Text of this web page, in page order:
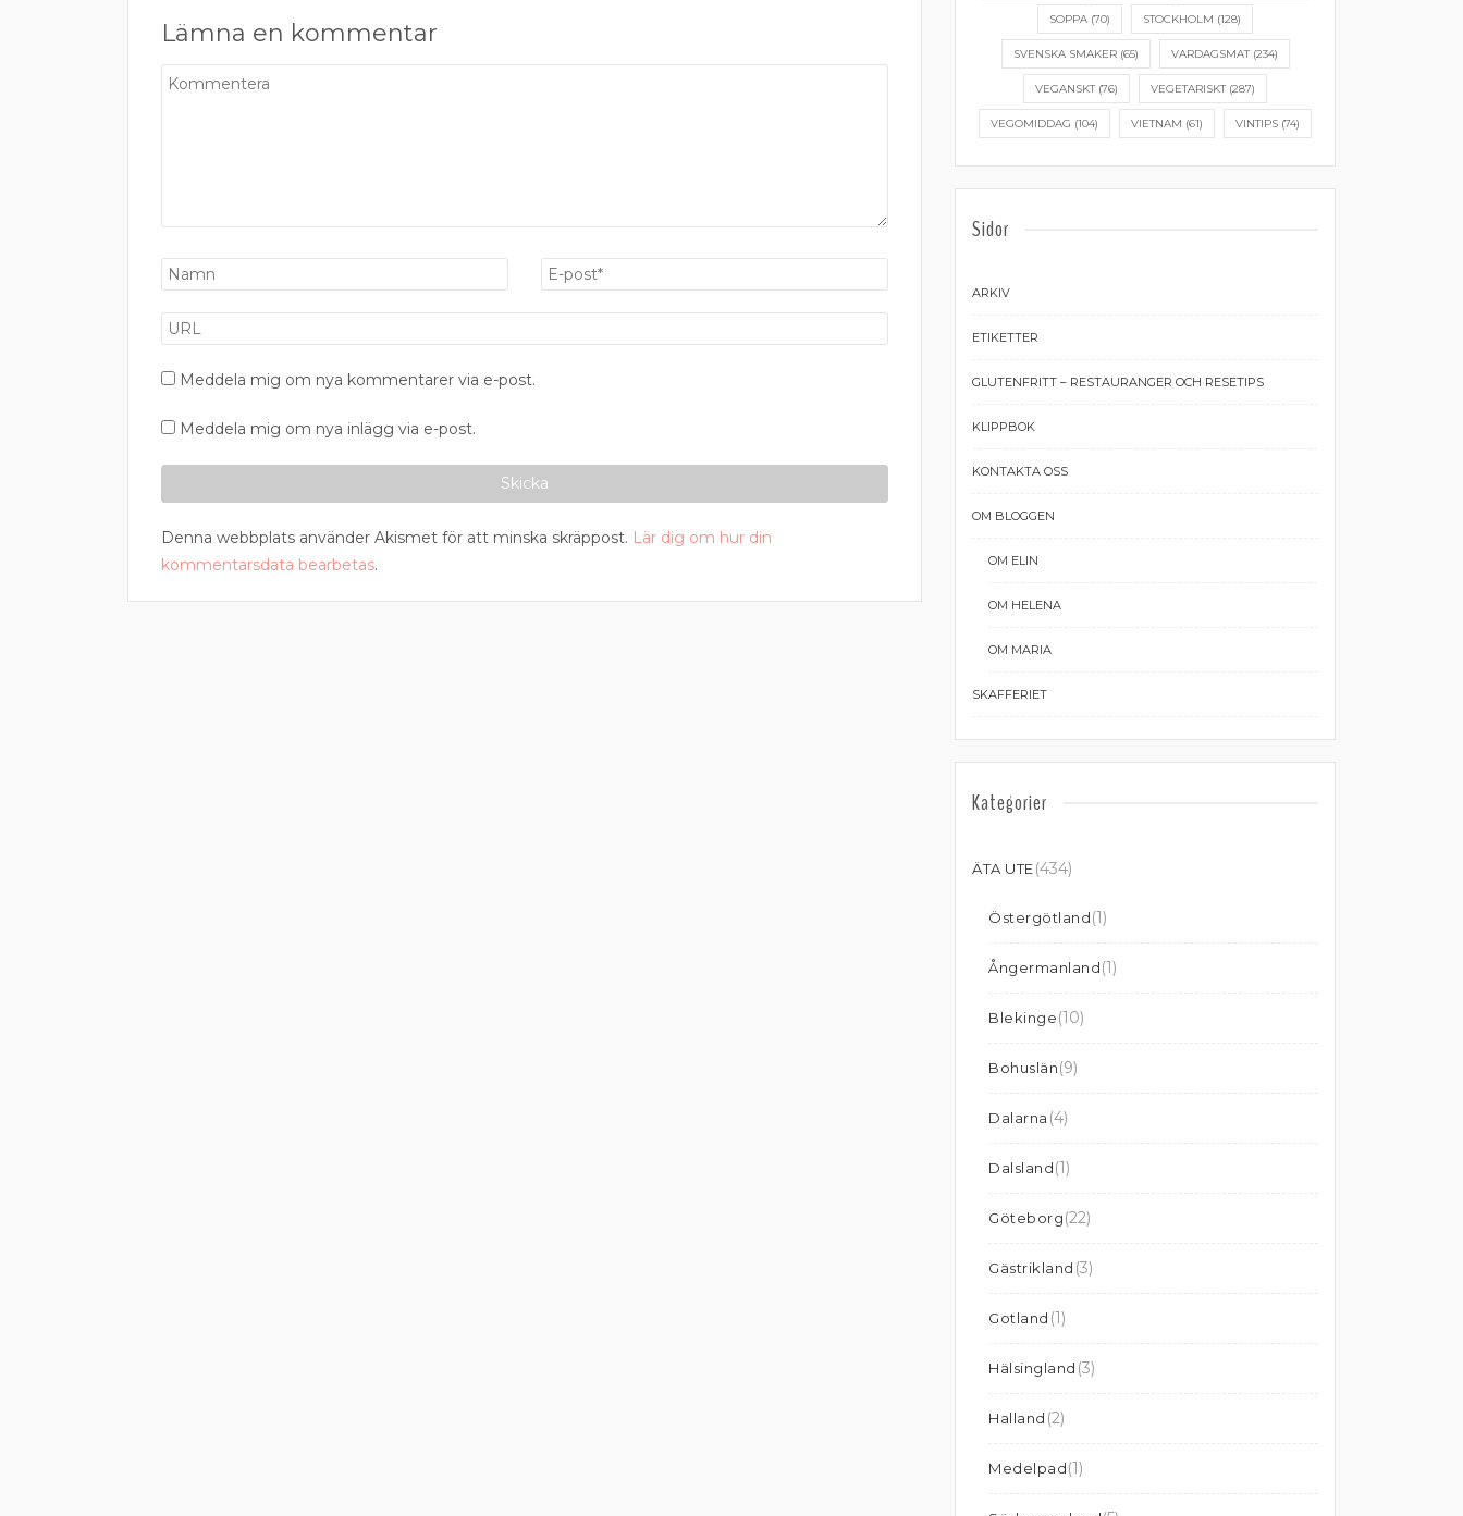
Lämna en kommentar
Meddela mig om nya kommentarer via e-post.
Meddela mig om nya inlägg via e-post.
Denna webbplats använder Akismet för att minska skräppost. Lär dig om hur din
kommentarsdata bearbetas.
SOPPA (70) STOCKHOLM (128)
SVENSKA SMAKER(65) VARDAGSMAT(234)
VEGANSKT(76) VEGETARISKT(287)
VEGOMIDDAG (104) VIETNAM (61) VINTIPS (74)
Sidor
ARKIV
ETIKETTER
GLUTENFRITT – RESTAURANGER OCH RESETIPS
KLIPPBOK
KONTAKTA OSS
OM BLOGGEN
OM ELIN
OM HELENA
OM MARIA
SKAFFERIET
Kategorier
ÄTA UTE(434)
Östergötland(1)
Ångermanland(1)
Blekinge(10)
Bohuslän(9)
Dalarna (4)
Dalsland(1)
Göteborg(22)
Gästrikland (3)
Gotland (1)
Hälsingland (3)
Halland (2)
Medelpad(1)